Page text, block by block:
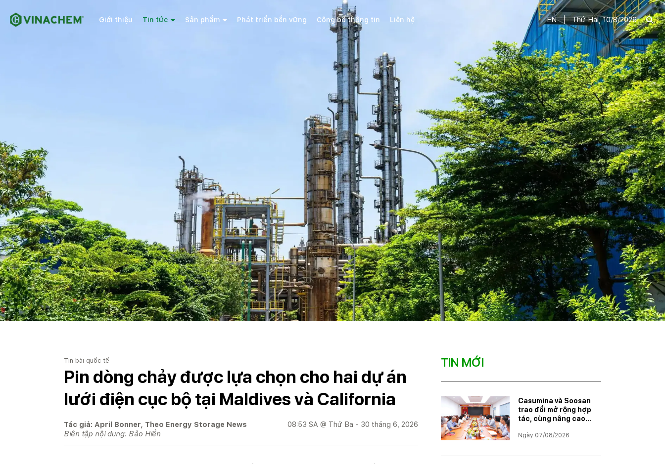
Giới thiệu Tin tức Sản phẩm Phát triển bền vững Công bố thông tin Liên hệ EN Thứ Hai, 10/8/2026
Tin bài quốc tế
Pin dòng chảy được lựa chọn cho hai dự án
lưới điện cục bộ tại Maldives và California
Tác giả: April Bonner, Theo Energy Storage News
Biên tập nội dung: Bảo Hiền
08:53 SA @ Thứ Ba - 30 tháng 6, 2026
TIN MỚI
Casumina và Soosan
trao đổi mở rộng hợp
tác, cùng nâng cao
Ngày 07/08/2026